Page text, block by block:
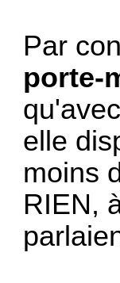
Par
porte-
elle
moins
RIEN,